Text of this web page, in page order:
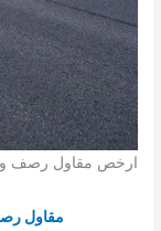
ارخص مقاول رصف و
مقاول